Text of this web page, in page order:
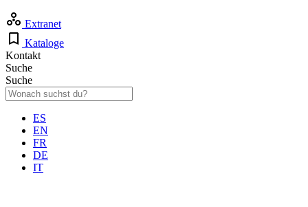
Extranet
Kataloge
Kontakt
Suche
Suche
ES
EN
FR
DE
IT